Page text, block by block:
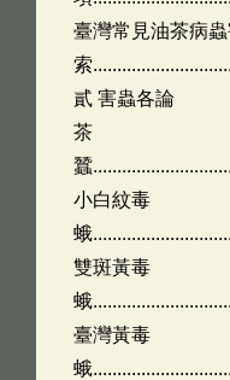
臺灣常見油茶病
索
貳 害蟲各論
茶
蠶
小白紋毒
蛾
雙斑黃毒
蛾
臺灣黃毒
蛾